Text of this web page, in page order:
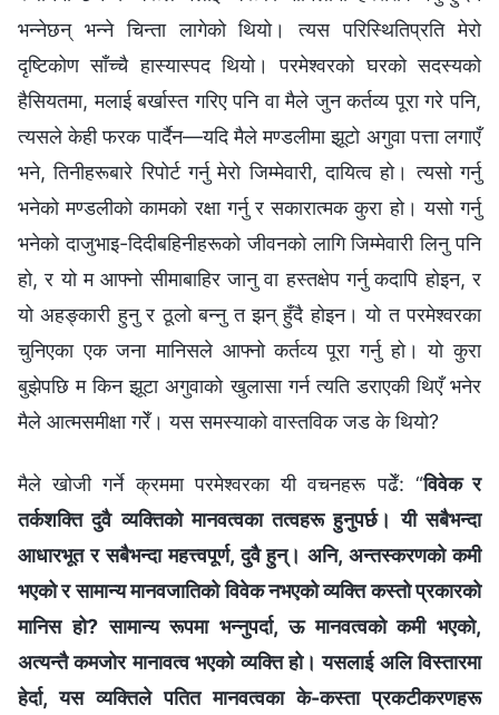
भन्‍नेछन् भन्‍ने चिन्ता लागेको थियो। त्यस परिस्थितिप्रति मेरो
दृष्टिकोण साँच्‍चै हास्यास्पद थियो। परमेश्‍वरको घरको सदस्यको
हैसियतमा, मलाई बर्खास्त गरिए पनि वा मैले जुन कर्तव्य पूरा गरे पनि,
त्यसले केही फरक पार्दैन—यदि मैले मण्डलीमा झूटो अगुवा पत्ता लगाएँ
भने, तिनीहरूबारे रिपोर्ट गर्नु मेरो जिम्‍मेवारी, दायित्व हो। त्यसो गर्नु
भनेको मण्डलीको कामको रक्षा गर्नु र सकारात्मक कुरा हो। यसो गर्नु
भनेको दाजुभाइ-दिदीबहिनीहरूको जीवनको लागि जिम्‍मेवारी लिनु पनि
हो, र यो म आफ्नो सीमाबाहिर जानु वा हस्तक्षेप गर्नु कदापि होइन, र
यो अहङ्कारी हुनु र ठूलो बन्‍नु त झन् हुँदै होइन। यो त परमेश्‍वरका
चुनिएका एक जना मानिसले आफ्नो कर्तव्य पूरा गर्नु हो। यो कुरा
बुझेपछि म किन झूटा अगुवाको खुलासा गर्न त्यति डराएकी थिएँ भनेर
मैले आत्मसमीक्षा गरेँ। यस समस्याको वास्तविक जड के थियो?
मैले खोजी गर्ने क्रममा परमेश्‍वरका यी वचनहरू पढेँ: “विवेक र
तर्कशक्ति दुवै व्यक्तिको मानवत्वका तत्वहरू हुनुपर्छ। यी सबैभन्दा
आधारभूत र सबैभन्दा महत्त्वपूर्ण, दुवै हुन्। अनि, अन्तस्करणको कमी
भएको र सामान्य मानवजातिको विवेक नभएको व्यक्ति कस्तो प्रकारको
मानिस हो? सामान्य रूपमा भन्नुपर्दा, ऊ मानवत्वको कमी भएको,
अत्यन्तै कमजोर मानावत्व भएको व्यक्ति हो। यसलाई अलि विस्तारमा
हेर्दा, यस व्यक्तिले पतित मानवत्वका के-कस्ता प्रकटीकरणहरू